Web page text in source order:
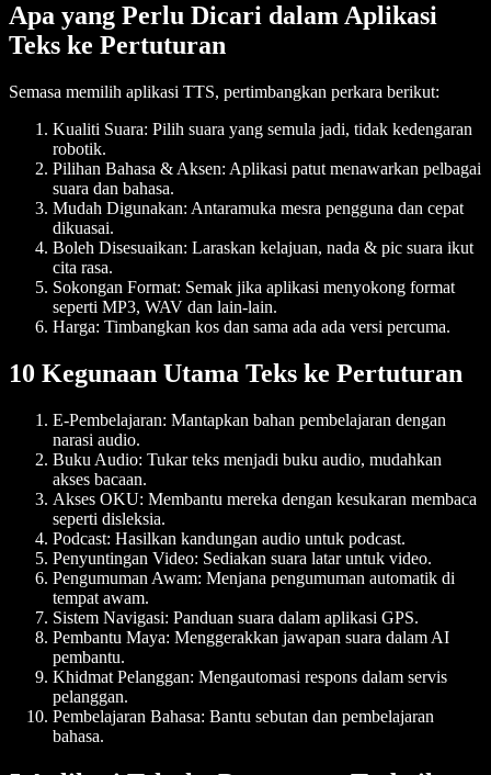
Apa yang Perlu Dicari dalam Aplikasi
Teks ke Pertuturan
Semasa memilih aplikasi TTS, pertimbangkan perkara berikut:
Kualiti Suara: Pilih suara yang semula jadi, tidak kedengaran
robotik.
Pilihan Bahasa & Aksen: Aplikasi patut menawarkan pelbagai
suara dan bahasa.
Mudah Digunakan: Antaramuka mesra pengguna dan cepat
dikuasai.
Boleh Disesuaikan: Laraskan kelajuan, nada & pic suara ikut
cita rasa.
Sokongan Format: Semak jika aplikasi menyokong format
seperti MP3, WAV dan lain-lain.
Harga: Timbangkan kos dan sama ada ada versi percuma.
10 Kegunaan Utama Teks ke Pertuturan
E-Pembelajaran: Mantapkan bahan pembelajaran dengan
narasi audio.
Buku Audio: Tukar teks menjadi buku audio, mudahkan
akses bacaan.
Akses OKU: Membantu mereka dengan kesukaran membaca
seperti disleksia.
Podcast: Hasilkan kandungan audio untuk podcast.
Penyuntingan Video: Sediakan suara latar untuk video.
Pengumuman Awam: Menjana pengumuman automatik di
tempat awam.
Sistem Navigasi: Panduan suara dalam aplikasi GPS.
Pembantu Maya: Menggerakkan jawapan suara dalam AI
pembantu.
Khidmat Pelanggan: Mengautomasi respons dalam servis
pelanggan.
Pembelajaran Bahasa: Bantu sebutan dan pembelajaran
bahasa.